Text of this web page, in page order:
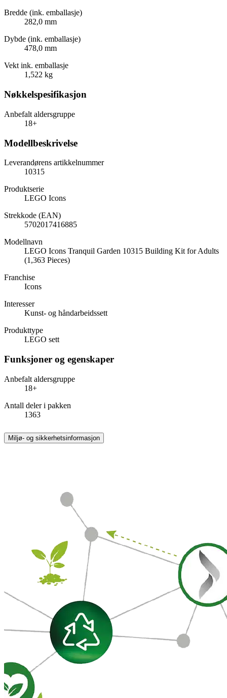
Bredde (ink. emballasje)
282,0 mm
Dybde (ink. emballasje)
478,0 mm
Vekt ink. emballasje
1,522 kg
Nøkkelspesifikasjon
Anbefalt aldersgruppe
18+
Modellbeskrivelse
Leverandørens artikkelnummer
10315
Produktserie
LEGO Icons
Strekkode (EAN)
5702017416885
Modellnavn
LEGO Icons Tranquil Garden 10315 Building Kit for Adults
(1,363 Pieces)
Franchise
Icons
Interesser
Kunst- og håndarbeidssett
Produkttype
LEGO sett
Funksjoner og egenskaper
Anbefalt aldersgruppe
18+
Antall deler i pakken
1363
Miljø- og sikkerhetsinformasjon